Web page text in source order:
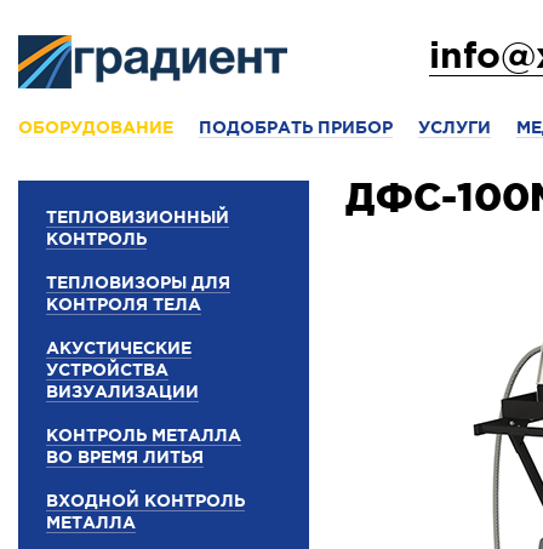
ОБОРУДОВАНИЕ ПОДОБРАТЬ ПРИБОР УСЛУГИ
ТЕПЛОВИЗИОННЫЙ
КОНТРОЛЬ
ТЕПЛОВИЗОРЫ ДЛЯ
КОНТРОЛЯ ТЕЛА
АКУСТИЧЕСКИЕ
УСТРОЙСТВА
ВИЗУАЛИЗАЦИИ
КОНТРОЛЬ МЕТАЛЛА
ВО ВРЕМЯ ЛИТЬЯ
ВХОДНОЙ КОНТРОЛЬ
МЕТАЛЛА
ДФС-